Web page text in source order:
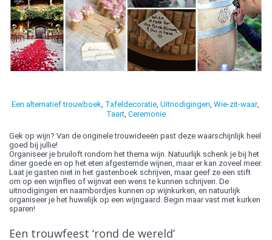
Een alternatief trouwboek Tafeldecoratie, Uitnodigingen Wie-zit-waar,
Taart Ceremonie
Gek op wijn? Van de originele trouwideeën past deze waarschijnlijk heel
goed bij jullie!
Organiseer je bruiloft rondom het thema wijn. Natuurlijk schenk je bij het
diner goede en op het eten afgestemde wijnen, maar er kan zoveel meer.
Laat je gasten niet in het gastenboek schrijven, maar geef ze een stift
om op een wijnfles of wijnvat een wens te kunnen schrijven. De
uitnodigingen en naambordjes kunnen op wijnkurken, en natuurlijk
organiseer je het huwelijk op een wijngaard. Begin maar vast met kurken
sparen!
Een trouwfeest ‘rond de wereld’